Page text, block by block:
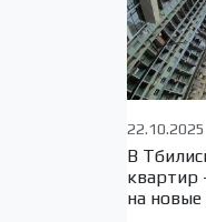
22.10.2025
В
квартир
на